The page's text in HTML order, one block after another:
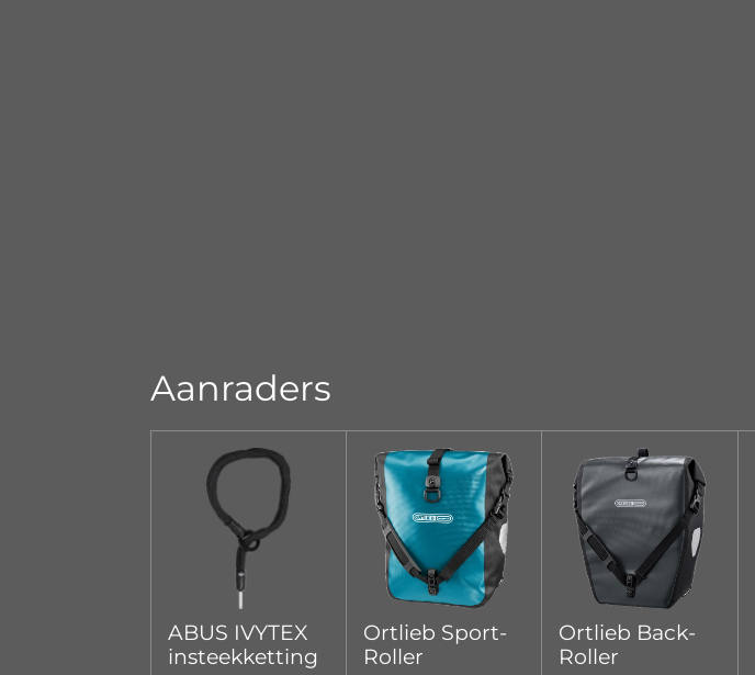
Aanraders
ABUS IVYTEX
insteekketting
Ortlieb Sport-
Roller
Ortlieb Back-
Roller